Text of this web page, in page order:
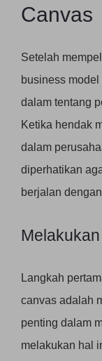
Canvas
Setelah
business
dalam tentang
Ketika hendak
dalam
diperhatikan
berjalan
Langkah
canvas adalah
penting dalam
melakukan hal